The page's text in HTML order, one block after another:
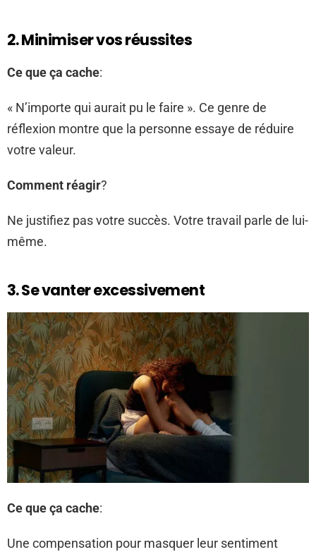
2. Minimiser vos réussites
Ce que ça cache:
« N’importe qui aurait pu le faire ». Ce genre de
réflexion montre que la personne essaye de réduire
votre valeur.
Comment réagir?
Ne justifiez pas votre succès. Votre travail parle de lui-
même.
3. Se vanter excessivement
Ce que ça cache:
Une compensation pour masquer leur sentiment